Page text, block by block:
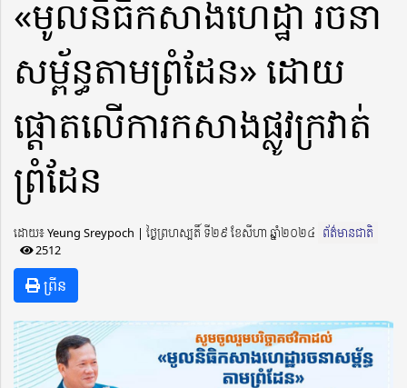
«មូលនិធិកសាងហេដ្ឋា រចនា
សម្ព័ន្ធតាមព្រំដែន» ដោយ
ផ្ដោតលើការកសាងផ្លូវក្រវាត់
ព្រំដែន
ដោយ៖ Yeung Sreypoch ​​ | ថ្ងៃព្រហស្បតិ៍ ទី២៩ ខែសីហា ឆ្នាំ២០២៤ ព័ត៌មានជាតិ
2512
ព្រីន